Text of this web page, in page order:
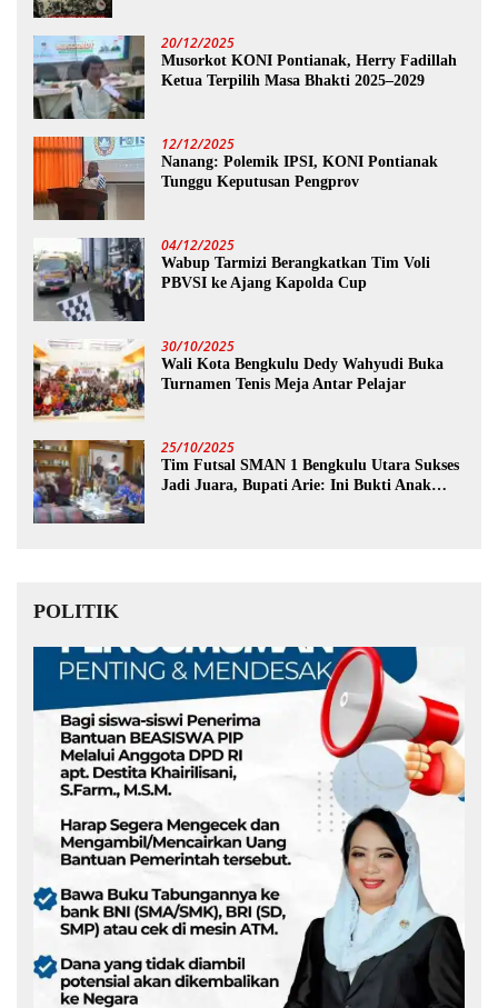
20/12/2025
Musorkot KONI Pontianak, Herry Fadillah
Ketua Terpilih Masa Bhakti 2025–2029
12/12/2025
Nanang: Polemik IPSI, KONI Pontianak
Tunggu Keputusan Pengprov
04/12/2025
Wabup Tarmizi Berangkatkan Tim Voli
PBVSI ke Ajang Kapolda Cup
30/10/2025
Wali Kota Bengkulu Dedy Wahyudi Buka
Turnamen Tenis Meja Antar Pelajar
25/10/2025
Tim Futsal SMAN 1 Bengkulu Utara Sukses
Jadi Juara, Bupati Arie: Ini Bukti Anak
POLITIK